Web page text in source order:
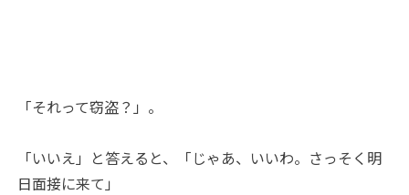
「それって窃盗？」。
「いいえ」と答えると、「じゃあ、いいわ。さっそく明
日面接に来て」